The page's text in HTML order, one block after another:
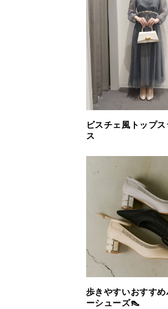
ビスチェ風トップ
ス
歩きやすいおすすめ
ーシューズ👠